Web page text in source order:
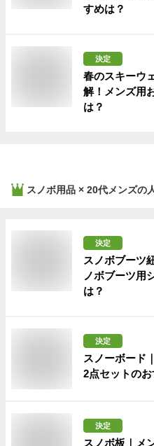
すめは？
決定
春のスキーウ
解！メンズ用
は？
スノボ用品 × 20代メンズの
決定
スノボブーツ
ノボブーツ用
は？
決定
スノーボード
2点セットのお
決定
スノボ板｜メ